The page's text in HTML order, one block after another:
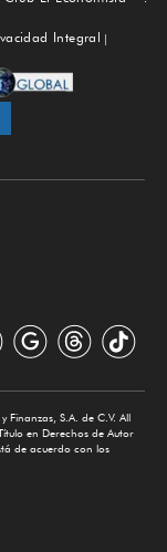
Integral
S.A. de C.V. All
en Derechos de Autor
de acuerdo con los